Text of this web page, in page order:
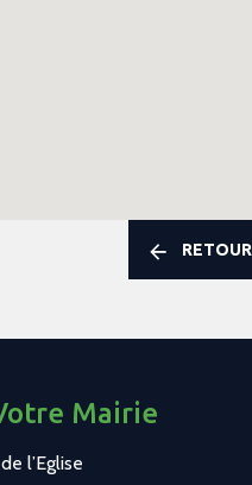
RETOUR
Mairie
l’Eglise